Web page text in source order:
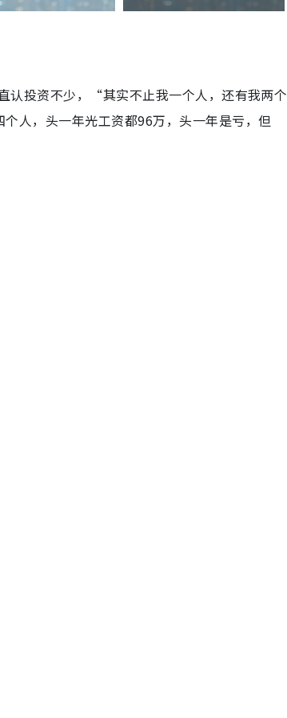
认投资不少，“其实不止我一个人，还有我两个
人，头一年光工资都96万，头一年是亏，但